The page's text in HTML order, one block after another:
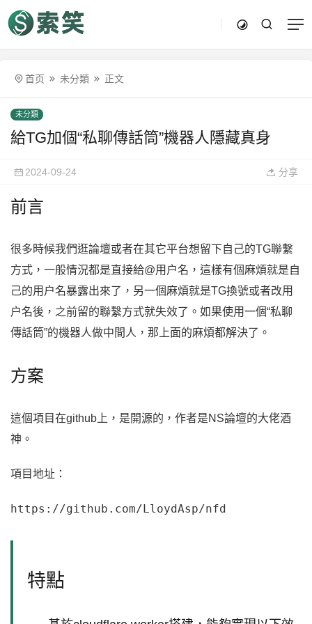
首页 未分類 正文
未分類
給TG加個“私聊傳話筒”機器人隱藏真身
2024-09-24 分享
前言
很多時候我們逛論壇或者在其它平台想留下自己的TG聯繫
方式，一般情況都是直接給@用户名，這樣有個麻煩就是自
己的用户名暴露出來了，另一個麻煩就是TG換號或者改用
户名後，之前留的聯繫方式就失效了。如果使用一個“私聊
傳話筒”的機器人做中間人，那上面的麻煩都解決了。
方案
這個項目在github上，是開源的，作者是NS論壇的大佬酒
神。
項目地址：
https://github.com/LloydAsp/nfd
特點